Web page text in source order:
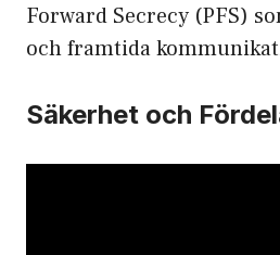
Forward Secrecy (PFS)
och framtida
Säkerhet och